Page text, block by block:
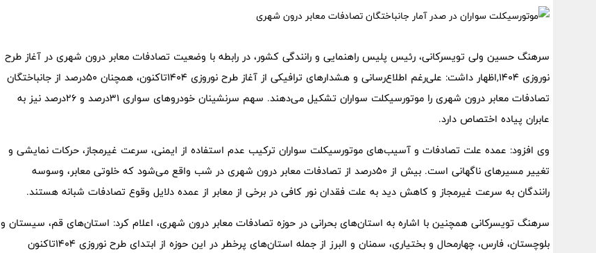
سرهنگ حسین ولی تویسرکانی، رئیس پلیس راهنمایی و رانندگی کشور، در رابطه با وضعیت تصادفات معابر درون شهری در آغاز طرح
نوروزی 1404,اظهار داشت: علی‌رغم اطلاع‌رسانی و هشدارهای ترافیکی از آغاز طرح نوروزی 1404تاکنون، همچنان 50درصد از جانباختگان
تصادفات معابر درون شهری را موتورسیکلت سواران تشکیل می‌دهند. سهم سرنشینان خودروهای سواری 31درصد و 26درصد نیز به
عابران پیاده اختصاص دارد.
وی افزود: عمده علت تصادفات و آسیب‌های موتورسیکلت سواران ترکیب عدم استفاده از ایمنی، سرعت غیرمجاز، حرکات نمایشی و
تغییر مسیرهای ناگهانی است. بیش از 50درصد از تصادفات معابر درون شهری در شب واقع می‌شود که خلوتی معابر، وسوسه
رانندگان به سرعت غیرمجاز و کاهش دید به علت فقدان نور کافی در برخی از معابر از عمده دلایل وقوع تصادفات شبانه هستند.
سرهنگ تویسرکانی همچنین با اشاره به استان‌های بحرانی در حوزه تصادفات معابر درون شهری، اعلام کرد: استان‌های قم، سیستان و
بلوچستان، فارس، چهارمحال و بختیاری، سمنان و البرز از جمله استان‌های پرخطر در این حوزه از ابتدای طرح نوروزی 1404تاکنون